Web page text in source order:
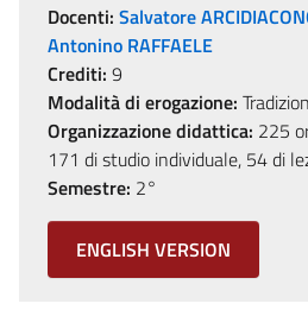
Docenti: Salvatore
Antonino RAFFAELE
Crediti: 9
Modalità di erogazione:
Organizzazione didattica: 225
171 di studio individuale, 54 di
Semestre: 2°
ENGLISH VERSION